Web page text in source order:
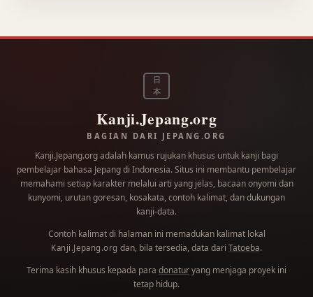
日
本
Kanji.Jepang.org
BAGIAN DARI JEPANG.ORG
Kanji.Jepang.org adalah kamus rujukan khusus untuk kanji bagi
pembelajar bahasa Jepang di Indonesia. Situs ini membantu pembelajar
memahami setiap karakter melalui arti yang jelas, bacaan onyomi dan
kunyomi, urutan goresan, kosakata, contoh kalimat, dan dukungan
kanji-data.
Contoh kalimat di halaman ini memadukan kalimat lokal
Kanji.Jepang.org dan, bila tersedia, data dari Tatoeba.
Terima kasih khusus kepada para donaturyang menjaga proyek ini
tetap hidup.